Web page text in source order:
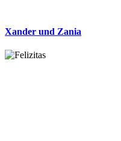
Xander und Zania